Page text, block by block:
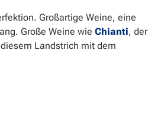
Großartige Weine, eine
Große Weine wie Chianti, der
Landstrich mit dem